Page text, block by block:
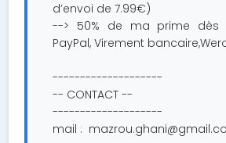
d’envoi de 7.99€)
--> 50% de ma prime dès
PayPal, Virement
--------------------
-- CONTACT --
--------------------
mail :